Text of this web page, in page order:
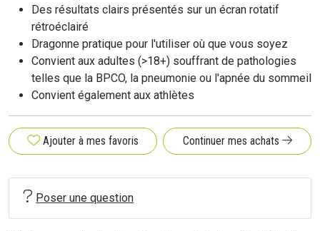
Des résultats clairs présentés sur un écran rotatif
rétroéclairé
Dragonne pratique pour l'utiliser où que vous soyez
Convient aux adultes (>18+) souffrant de pathologies
telles que la BPCO, la pneumonie ou l'apnée du sommeil
Convient également aux athlètes
Ajouter à mes favoris Continuer mes achats
Poser une question